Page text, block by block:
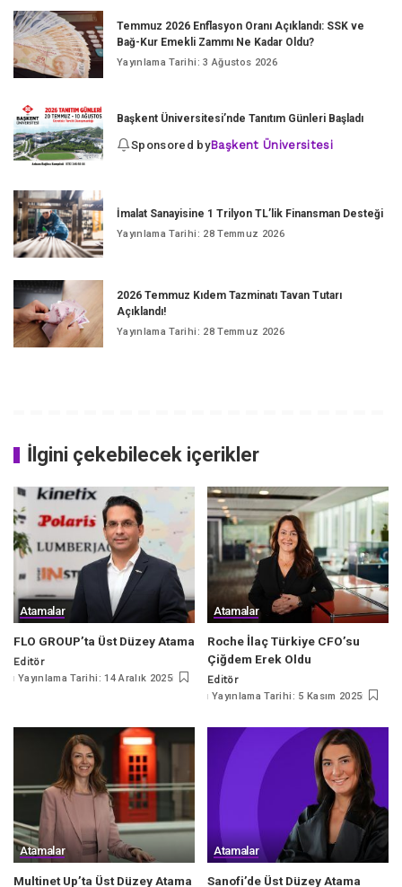
Temmuz 2026 Enflasyon Oranı Açıklandı: SSK ve
Bağ-Kur Emekli Zammı Ne Kadar Oldu?
Yayınlama Tarihi: 3 Ağustos 2026
Başkent Üniversitesi’nde Tanıtım Günleri Başladı
Sponsored byBaşkent Üniversitesi
İmalat Sanayisine 1 Trilyon TL’lik Finansman Desteği
Yayınlama Tarihi: 28 Temmuz 2026
2026 Temmuz Kıdem Tazminatı Tavan Tutarı
Açıklandı!
Yayınlama Tarihi: 28 Temmuz 2026
İlgini çekebilecek içerikler
Atamalar
FLO GROUP’ta Üst Düzey Atama
Posted
by
Editör
Yayınlama Tarihi: 14 Aralık 2025
Atamalar
Roche İlaç Türkiye CFO’su
Çiğdem Erek Oldu
Posted
by
Editör
Yayınlama Tarihi: 5 Kasım 2025
Atamalar
Multinet Up’ta Üst Düzey Atama
Atamalar
Sanofi’de Üst Düzey Atama